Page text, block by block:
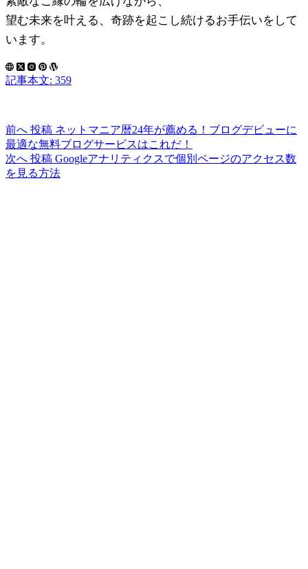
望む未来を叶える、奇跡を起こし続けるお手伝いをして
います。
記事本文: 359
前へ 投稿 ネットマニア暦24年が薦める！ブログデビューに
最適な無料ブログサービスはこれだ！
次へ 投稿 Googleアナリティクスで個別ページのアクセス数
を見る方法